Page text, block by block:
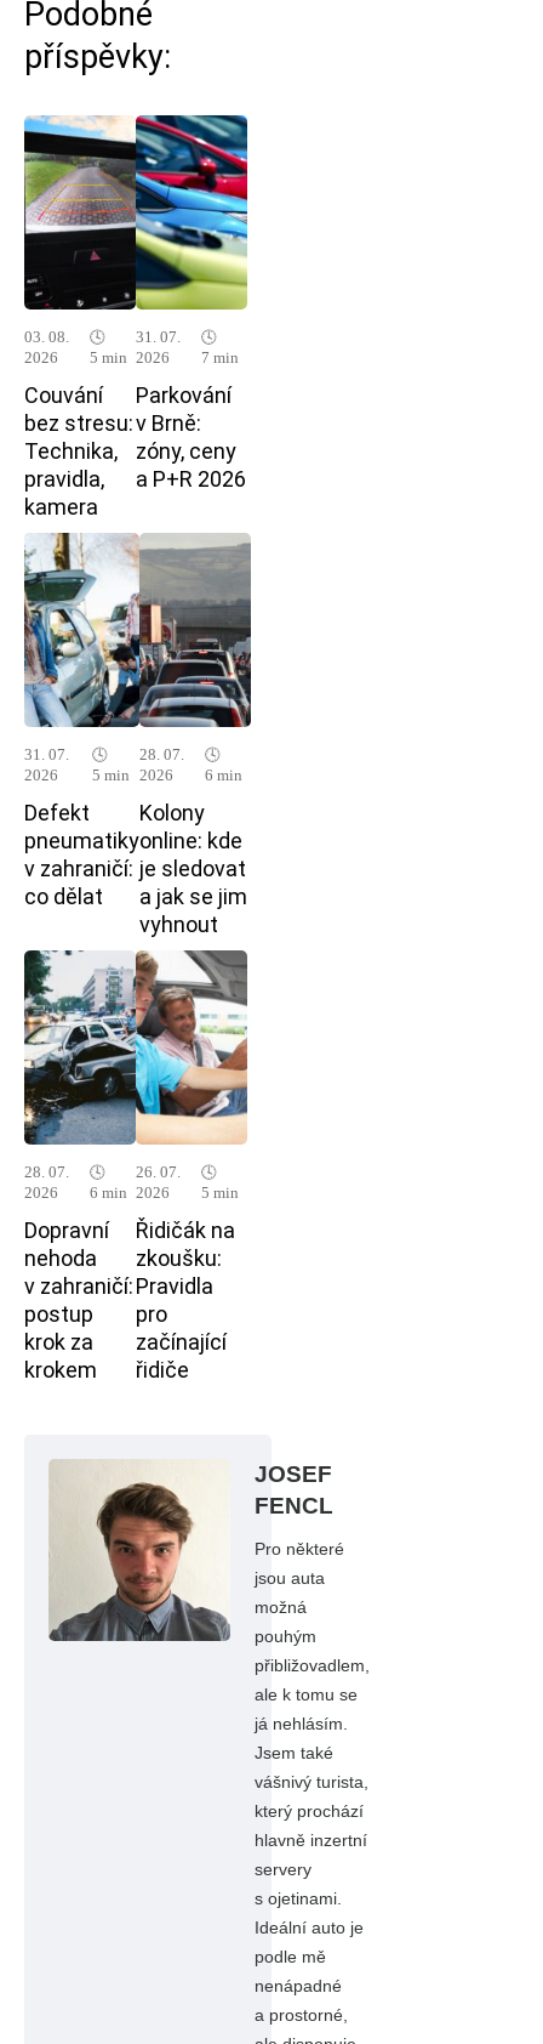
Podobné
příspěvky:
03. 08.
2026
🕓
5 min
Couvání
bez stresu:
Technika,
pravidla,
kamera
31. 07.
2026
🕓
7 min
Parkování
v Brně:
zóny, ceny
a P+R 2026
31. 07.
2026
🕓
5 min
Defekt
pneumatiky
v zahraničí:
co dělat
28. 07.
2026
🕓
6 min
Kolony
online: kde
je sledovat
a jak se jim
vyhnout
28. 07.
2026
🕓
6 min
Dopravní
nehoda
v zahraničí:
postup
krok za
krokem
26. 07.
2026
🕓
5 min
Řidičák na
zkoušku:
Pravidla
pro
začínající
řidiče
JOSEF
FENCL
Pro některé
jsou auta
možná
pouhým
přibližovadlem,
ale k tomu se
já nehlásím.
Jsem také
vášnivý turista,
který prochází
hlavně inzertní
servery
s ojetinami.
Ideální auto je
podle mě
nenápadné
a prostorné,